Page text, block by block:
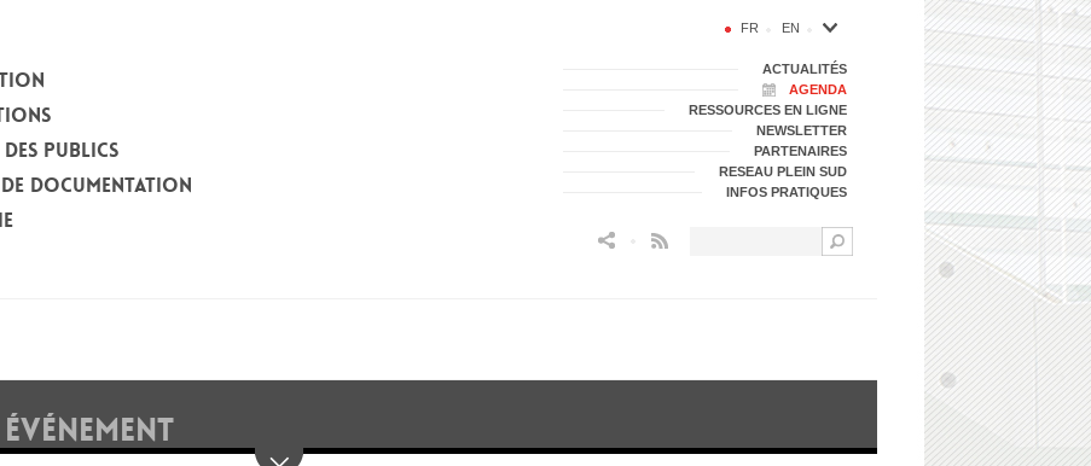
DES PUBLICS
DOCUMENTATION
FR EN
ACTUALITÉS
AGENDA
RESSOURCES EN LIGNE
NEWSLETTER
PARTENAIRES
RESEAU PLEIN SUD
INFOS PRATIQUES